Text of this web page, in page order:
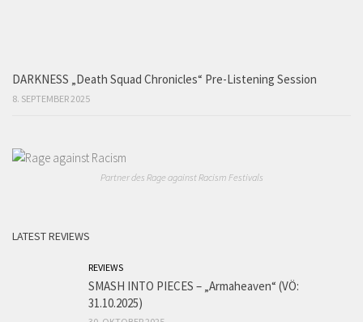
DARKNESS „Death Squad Chronicles“ Pre-Listening Session
8. SEPTEMBER 2025
Partner des Rage against Racism Festivals
LATEST REVIEWS
REVIEWS
SMASH INTO PIECES – „Armaheaven“ (VÖ:
31.10.2025)